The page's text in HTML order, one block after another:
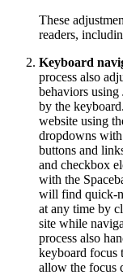
These
readers,
Keyboard
process also
behaviors using
by the
website using
dropdowns
buttons and
and checkbox
with the
will find quick-
at any time by
site while
process also
keyboard focus
allow the focus